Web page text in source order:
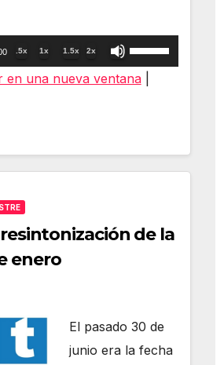
.5x 1x 1.5x 2x
Utiliza
las
o
en una nueva ventana|
de la
enero
El pasado 30 de
junio era la fecha